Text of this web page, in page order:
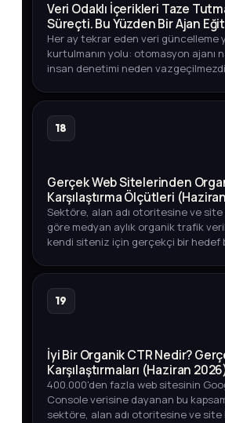
Veri Odaklı İçerikleri Taze
Süreçti. Bu Yüzden Bir Ajan
Her ay tekrar eden veri güncelleme
kurtulmanın yolu: otomasyon ajanı
insan denetimi neden
18
Gerçek Web Sitelerinden
Karşılaştırma Ölçütleri
Sektöre, alan adı otoritesine ve
göre medyan aylık organik trafik
kendi siteniz için gerçekçi bir hedef
19
İyi Bir Organik CTR Nedir?
Karşılaştırmaları (Haziran
400.000'den fazla web sitesinin
Console verisine dayanan bu
sektöre, alan adı otoritesine ve site